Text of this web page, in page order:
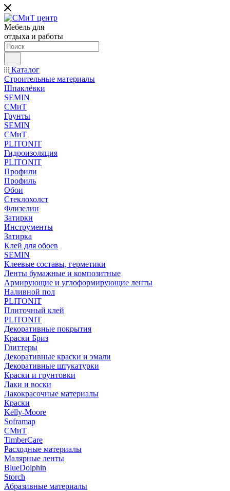
Мебель для
отдыха и работы
Каталог
Строительные материалы
Шпаклёвки
SEMIN
СМиТ
Грунты
SEMIN
СМиТ
PLITONIT
Гидроизоляция
PLITONIT
Профили
Профиль
Обои
Стеклохолст
Флизелин
Затирки
Инструменты
Затирка
Клей для обоев
SEMIN
Клеевые составы, герметики
Ленты бумажные и композитные
Армирующие и углоформирующие ленты
Наливной пол
PLITONIT
Плиточный клей
PLITONIT
Декоративные покрытия
Краски Бриз
Глиттеры
Декоративные краски и эмали
Декоративные штукатурки
Краски и грунтовки
Лаки и воски
Лакокрасочные материалы
Краски
Kelly-Moore
Soframap
СМиТ
TimberCare
Расходные материалы
Малярные ленты
BlueDolphin
Storch
Абразивные материалы